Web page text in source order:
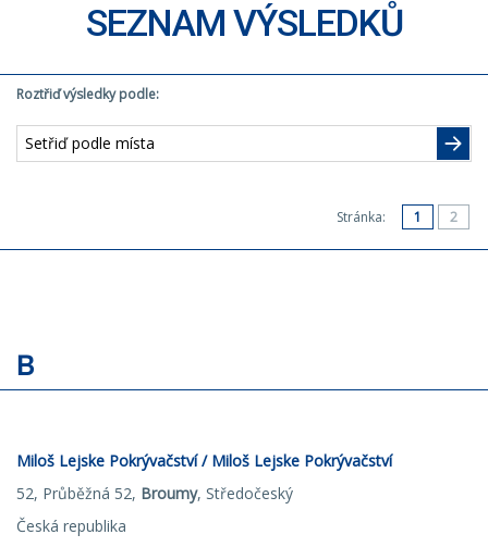
SEZNAM VÝSLEDKŮ
Roztřiď výsledky podle:
Stránka: 1 2
B
Miloš Lejske Pokrývačství / Miloš Lejske Pokrývačství
52, Průběžná 52, Broumy, Středočeský
Česká republika